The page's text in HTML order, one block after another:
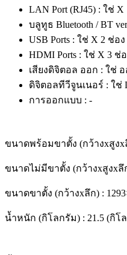
LAN Port (RJ45) : ใช่ X
บลูทูธ Bluetooth / BT
USB Ports : ใช่ X 2 ช่อง
HDMI Ports : ใช่ X 3 ช่
เสียงดิจิตอล ออก : ใช่
ดิจิตอลทีวีจูนเนอร์ : ใช่
การออกแบบ : -
ขนาดพร้อมขาตั้ง (กว้างxสูงx
ขนาดไม่มีขาตั้ง (กว้างxสูงxลึ
ขนาดขาตั้ง (กว้างxลึก) :
น้ำหนัก (กิโลกรัม) : 21.5 (กิโ